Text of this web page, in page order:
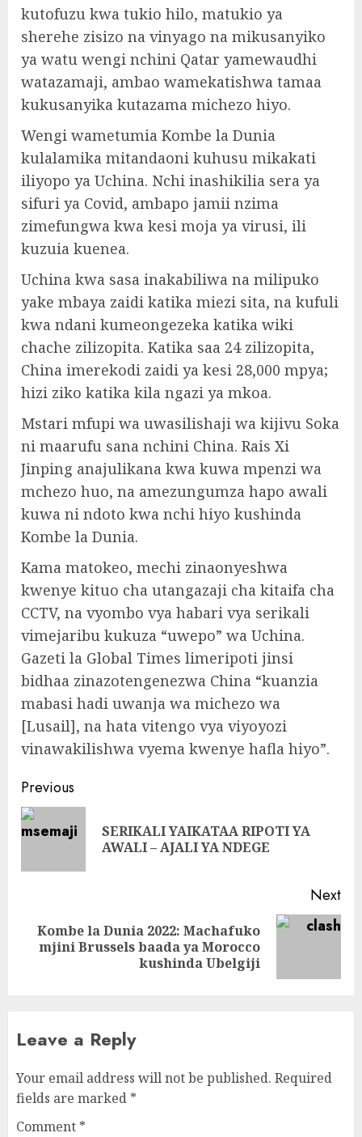
kutofuzu kwa tukio hilo, matukio ya
sherehe zisizo na vinyago na mikusanyiko
ya watu wengi nchini Qatar yamewaudhi
watazamaji, ambao wamekatishwa tamaa
kukusanyika kutazama michezo hiyo.
Wengi wametumia Kombe la Dunia
kulalamika mitandaoni kuhusu mikakati
iliyopo ya Uchina. Nchi inashikilia sera ya
sifuri ya Covid, ambapo jamii nzima
zimefungwa kwa kesi moja ya virusi, ili
kuzuia kuenea.
Uchina kwa sasa inakabiliwa na milipuko
yake mbaya zaidi katika miezi sita, na kufuli
kwa ndani kumeongezeka katika wiki
chache zilizopita. Katika saa 24 zilizopita,
China imerekodi zaidi ya kesi 28,000 mpya;
hizi ziko katika kila ngazi ya mkoa.
Mstari mfupi wa uwasilishaji wa kijivu Soka
ni maarufu sana nchini China. Rais Xi
Jinping anajulikana kwa kuwa mpenzi wa
mchezo huo, na amezungumza hapo awali
kuwa ni ndoto kwa nchi hiyo kushinda
Kombe la Dunia.
Kama matokeo, mechi zinaonyeshwa
kwenye kituo cha utangazaji cha kitaifa cha
CCTV, na vyombo vya habari vya serikali
vimejaribu kukuza “uwepo” wa Uchina.
Gazeti la Global Times limeripoti jinsi
bidhaa zinazotengenezwa China “kuanzia
mabasi hadi uwanja wa michezo wa
[Lusail], na hata vitengo vya viyoyozi
vinawakilishwa vyema kwenye hafla hiyo”.
Continue
Reading
Previous
SERIKALI YAIKATAA RIPOTI YA
AWALI – AJALI YA NDEGE
Next
Next
Kombe la Dunia 2022: Machafuko
mjini Brussels baada ya Morocco
kushinda Ubelgiji
Leave a Reply
Your email address will not be published. Required
fields are marked *
Comment *